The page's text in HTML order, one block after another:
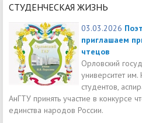
СТУДЕНЧЕСКАЯ ЖИЗНЬ
03.03.2026
приглашаем
чтецов
Орловский
университет
студентов,
АнГТУ принять участие в конкурсе
единства народов России.